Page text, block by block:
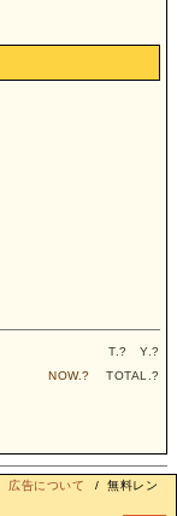
T.? Y.?
NOW.? TOTAL.?
広告について
/ 無料レン